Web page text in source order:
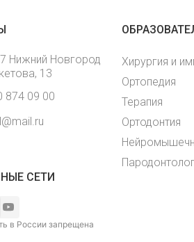
Нижний Новгород
13
874 09 00
СЕТИ
в России запрещена
Хирургия и
Ортопедия
Терапия
Ортодонтия